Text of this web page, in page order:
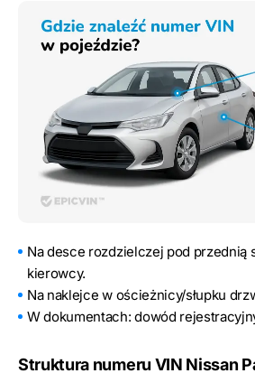
Na desce rozdzielczej pod przednią
kierowcy.
Na naklejce w ościeżnicy/słupku
W dokumentach: dowód
Struktura numeru VIN Nissan